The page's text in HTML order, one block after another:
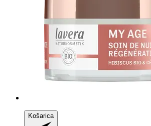
Košarica